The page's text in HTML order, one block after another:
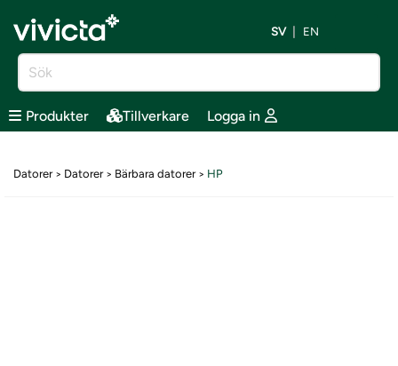
SV EN
Produkter Tillverkare Logga in
Datorer> Datorer> Bärbara datorer> HP